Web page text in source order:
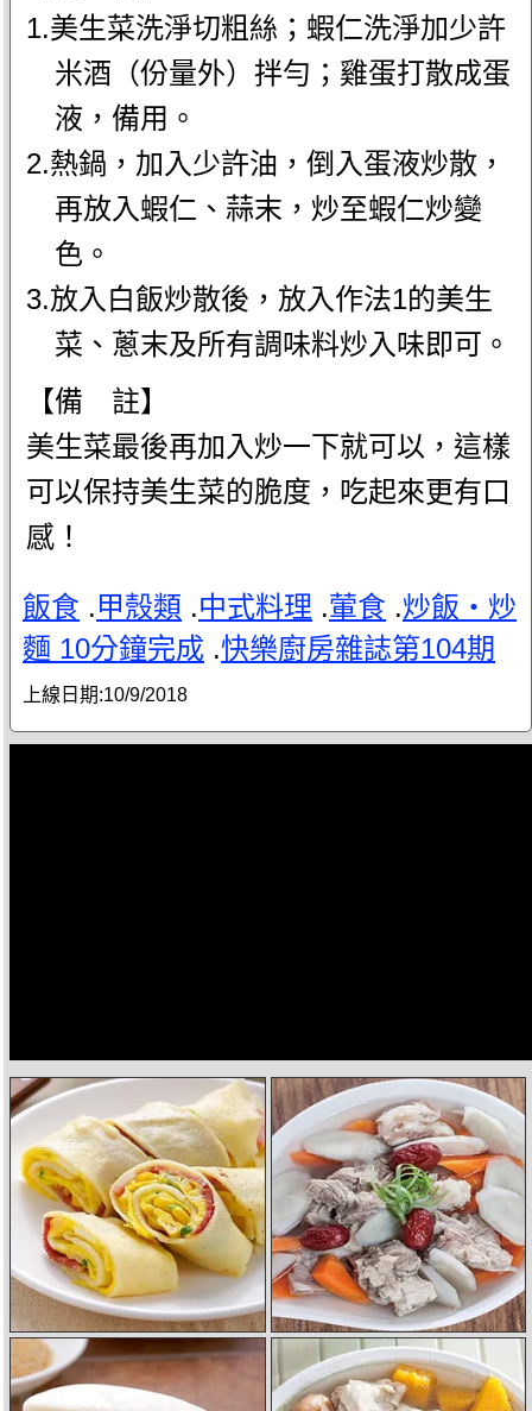
1.美生菜洗淨切粗絲；蝦仁洗淨加少許
米酒（份量外）拌勻；雞蛋打散成蛋
液，備用。
2.熱鍋，加入少許油，倒入蛋液炒散，
再放入蝦仁、蒜末，炒至蝦仁炒變
色。
3.放入白飯炒散後，放入作法1的美生
菜、蔥末及所有調味料炒入味即可。
【備 註】
美生菜最後再加入炒一下就可以，這樣
可以保持美生菜的脆度，吃起來更有口
感！
飯食 .甲殼類 .中式料理 .葷食 .炒飯‧炒
麵 10分鐘完成 .快樂廚房雜誌第104期
上線日期:10/9/2018